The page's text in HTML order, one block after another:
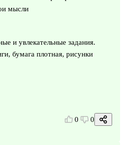
мысли
и увлекательные задания.
бумага плотная, рисунки
0 0